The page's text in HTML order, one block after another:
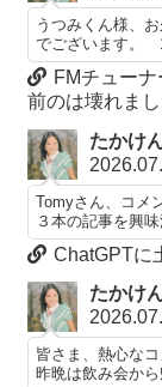
うつみくん様、
でございます。
FMチュー
前のは壊れまし
たかけ
Tomyさん、コメ
３本の記事を興味
ChatGPTに
たかけ
皆さま、熱心な
昨晩は飲み会か